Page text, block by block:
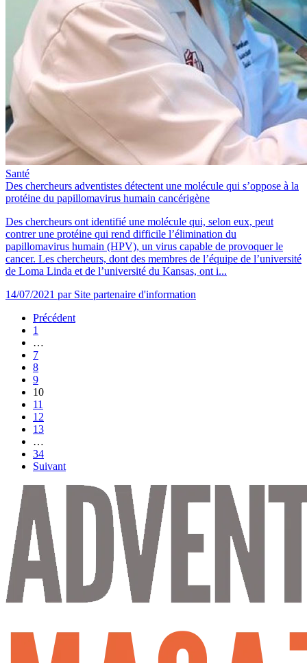
Santé
Des chercheurs adventistes détectent une molécule qui s’oppose à la
protéine du papillomavirus humain cancérigène
Des chercheurs ont identifié une molécule qui, selon eux, peut
contrer une protéine qui rend difficile l’élimination du
papillomavirus humain (HPV), un virus capable de provoquer le
cancer. Les chercheurs, dont des membres de l’équipe de l’université
de Loma Linda et de l’université du Kansas, ont i...
14/07/2021 par Site partenaire d'information
Précédent
1
…
7
8
9
10
11
12
13
…
34
Suivant